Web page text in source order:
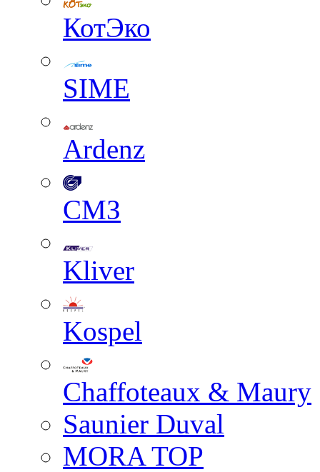
КотЭко
SIME
Ardenz
СМЗ
Kliver
Kospel
Chaffoteaux & Maury
Saunier Duval
MORA TOP